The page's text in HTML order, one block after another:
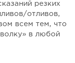
резких
отливов,
всем тем, что
в любой